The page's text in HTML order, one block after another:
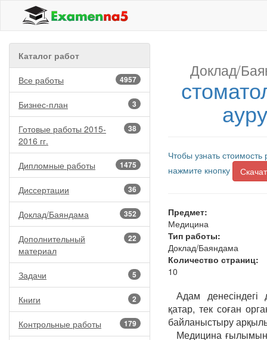
Каталог работ
4957
Все работы
3
Бизнес-план
38
Готовые работы 2015-
2016 гг.
1475
Дипломные работы
36
Диссертации
352
Доклад/Баяндама
22
Дополнительный
материал
5
Задачи
2
Книги
179
Контрольные работы
Доклад/
Чтобы узнать
нажмите кнопку
Предмет:
Медицина
Тип работы:
Доклад/Баяндама
Количество страниц:
10
Адам денесіндегі
қатар, тек соған
байланыстыру
Медицина